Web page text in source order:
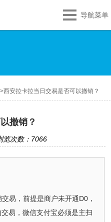
导航菜单
>西安拉卡拉当日交易是否可以撤销？
撤销？
览次数：7066
易，前提是商户未开通D0，
交易，微信支付宝必须是主扫